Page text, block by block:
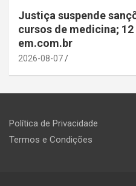
Justiça suspende
cursos de medicina;
em.com.br
2026-08-07
Política de Privacidade
Termos e Condições